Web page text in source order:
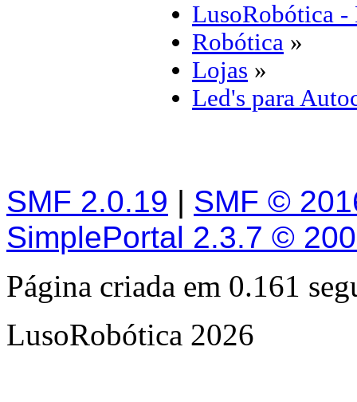
LusoRobótica -
Robótica »
Lojas »
Led's para
SMF 2.0.19 | SMF ©
SimplePortal 2.3.7 ©
Página criada em 0.161
LusoRobótica 2026